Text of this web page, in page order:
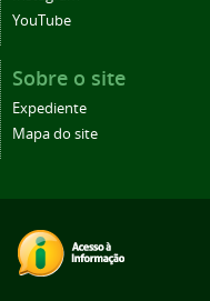
YouTube
Sobre o site
Expediente
Mapa do site